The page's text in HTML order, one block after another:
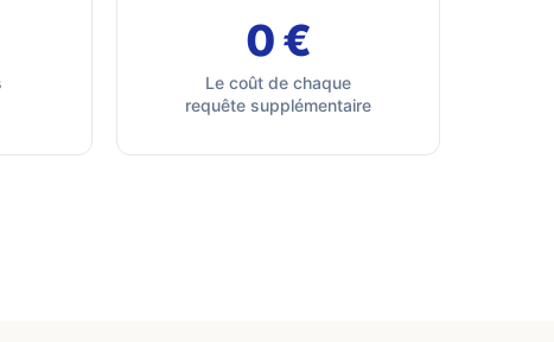
0 €
Le coût de chaque
requête supplémentaire